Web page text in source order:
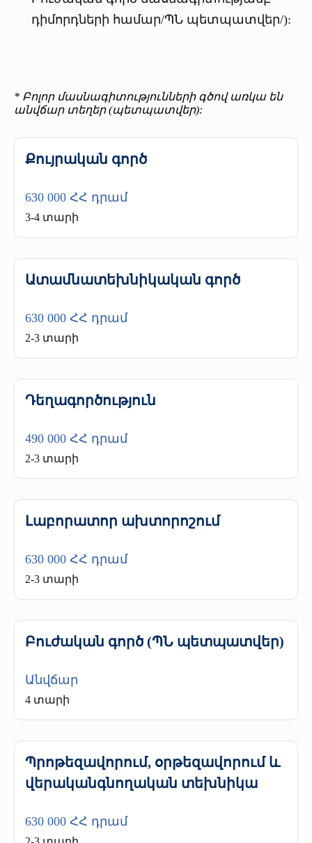
դիմորդների համար/ՊՆ պետպատվեր/):
* Բոլոր մասնագիտությունների գծով առկա են
անվճար տեղեր (պետպատվեր):
Քույրական գործ
630 000 ՀՀ դրամ
3-4 տարի
Ատամնատեխնիկական գործ
630 000 ՀՀ դրամ
2-3 տարի
Դեղագործություն
490 000 ՀՀ դրամ
2-3 տարի
Լաբորատոր ախտորոշում
630 000 ՀՀ դրամ
2-3 տարի
Բուժական գործ (ՊՆ պետպատվեր)
Անվճար
4 տարի
Պրոթեզավորում, օրթեզավորում և
վերականգնողական տեխնիկա
630 000 ՀՀ դրամ